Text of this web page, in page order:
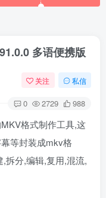
多语便携版
关注 私信
0 2729 988
格式制作工具,这
等封装成mkv格
拆分,编辑,复用,混流,